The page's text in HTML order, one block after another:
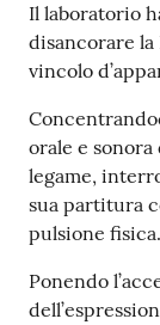
Il laboratorio
disancorare la
vincolo
orale e
legame,
sua partitura
pulsione fisica.
Ponendo